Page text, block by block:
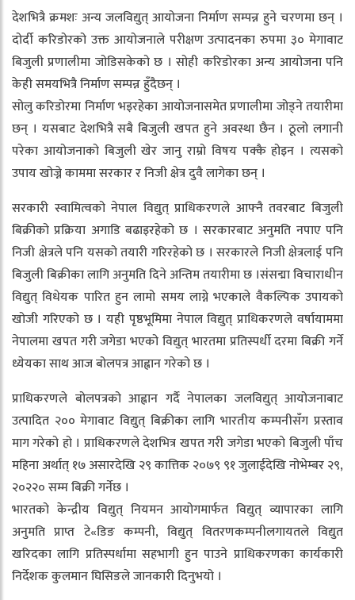
देशभित्रै क्रमशः अन्य जलविद्युत् आयोजना निर्माण सम्पन्न हुने चरणमा छन् ।
दोर्दी करिडोरको उक्त आयोजनाले परीक्षण उत्पादनका रुपमा ३० मेगावाट
बिजुली प्रणालीमा जोडिसकेको छ । सोही करिडोरका अन्य आयोजना पनि
केही समयभित्रै निर्माण सम्पन्न हुँदैछन् ।
सोलु करिडोरमा निर्माण भइरहेका आयोजनासमेत प्रणालीमा जोड्ने तयारीमा
छन् । यसबाट देशभित्रै सबै बिजुली खपत हुने अवस्था छैन । ठूलो लगानी
परेका आयोजनाको बिजुली खेर जानु राम्रो विषय पक्कै होइन । त्यसको
उपाय खोज्ने काममा सरकार र निजी क्षेत्र दुवै लागेका छन् ।
सरकारी स्वामित्वको नेपाल विद्युत् प्राधिकरणले आफ्नै तवरबाट बिजुली
बिक्रीको प्रक्रिया अगाडि बढाइरहेको छ । सरकारबाट अनुमति नपाए पनि
निजी क्षेत्रले पनि यसको तयारी गरिरहेको छ । सरकारले निजी क्षेत्रलाई पनि
बिजुली बिक्रीका लागि अनुमति दिने अन्तिम तयारीमा छ ।संसद्मा विचाराधीन
विद्युत् विधेयक पारित हुन लामो समय लाग्ने भएकाले वैकल्पिक उपायको
खोजी गरिएको छ । यही पृष्ठभूमिमा नेपाल विद्युत् प्राधिकरणले वर्षायाममा
नेपालमा खपत गरी जगेडा भएको विद्युत् भारतमा प्रतिस्पर्धी दरमा बिक्री गर्ने
ध्येयका साथ आज बोलपत्र आह्वान गरेको छ ।
प्राधिकरणले बोलपत्रको आह्वान गर्दै नेपालका जलविद्युत् आयोजनाबाट
उत्पादित २०० मेगावाट विद्युत् बिक्रीका लागि भारतीय कम्पनीसँग प्रस्ताव
माग गरेको हो । प्राधिकरणले देशभित्र खपत गरी जगेडा भएको बिजुली पाँच
महिना अर्थात् १७ असारदेखि २९ कात्तिक २०७९ ९१ जुलाईदेखि नोभेम्बर २९,
२०२२० सम्म बिक्री गर्नेछ ।
भारतको केन्द्रीय विद्युत् नियमन आयोगमार्फत विद्युत् व्यापारका लागि
अनुमति प्राप्त टे«डिङ कम्पनी, विद्युत् वितरणकम्पनीलगायतले विद्युत
खरिदका लागि प्रतिस्पर्धामा सहभागी हुन पाउने प्राधिकरणका कार्यकारी
निर्देशक कुलमान घिसिङले जानकारी दिनुभयो ।